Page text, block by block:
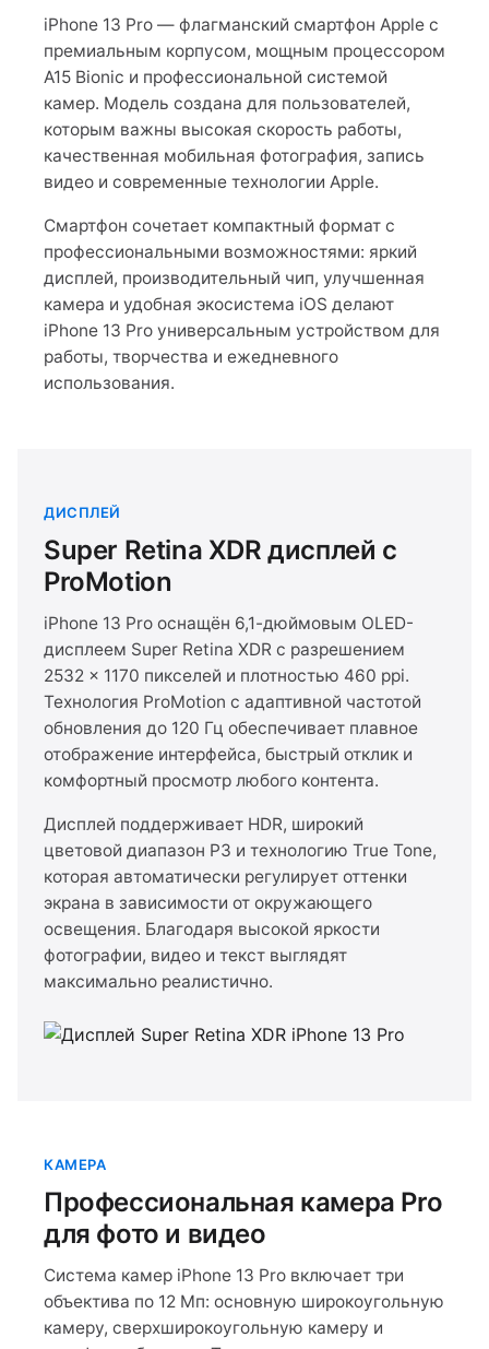
iPhone 13 Pro — флагманский смартфон Apple с
премиальным корпусом, мощным процессором
A15 Bionic и профессиональной системой
камер. Модель создана для пользователей,
которым важны высокая скорость работы,
качественная мобильная фотография, запись
видео и современные технологии Apple.
Смартфон сочетает компактный формат с
профессиональными возможностями: яркий
дисплей, производительный чип, улучшенная
камера и удобная экосистема iOS делают
iPhone 13 Pro универсальным устройством для
работы, творчества и ежедневного
использования.
ДИСПЛЕЙ
Super Retina XDR дисплей с
ProMotion
iPhone 13 Pro оснащён 6,1-дюймовым OLED-
дисплеем Super Retina XDR с разрешением
2532 × 1170 пикселей и плотностью 460 ppi.
Технология ProMotion с адаптивной частотой
обновления до 120 Гц обеспечивает плавное
отображение интерфейса, быстрый отклик и
комфортный просмотр любого контента.
Дисплей поддерживает HDR, широкий
цветовой диапазон P3 и технологию True Tone,
которая автоматически регулирует оттенки
экрана в зависимости от окружающего
освещения. Благодаря высокой яркости
фотографии, видео и текст выглядят
максимально реалистично.
КАМЕРА
Профессиональная камера Pro
для фото и видео
Система камер iPhone 13 Pro включает три
объектива по 12 Мп: основную широкоугольную
камеру, сверхширокоугольную камеру и